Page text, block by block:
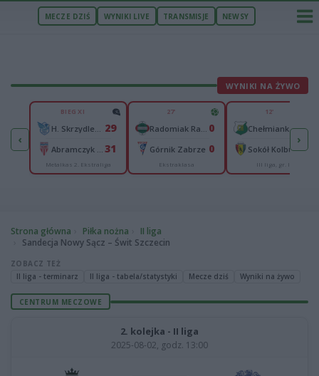
MECZE DZIŚ WYNIKI LIVE TRANSMISJE NEWSY
WYNIKI NA ŻYWO
‹
2
5
BIEG XI
29
31
Metalkas 2. Ekstraliga
27'
0
Górnik Zabrze 0
Ekstraklasa
12'
Chełmianka Chełm 0
Sokół Kolbuszowa Dolna 0
III liga, gr. IV
›
Strona główna Piłka nożna
II liga
Sandecja Nowy Sącz – Świt Szczecin
ZOBACZ TEŻ
II liga - terminarz
II liga - tabela/statystyki Mecze dziś Wyniki na żywo
CENTRUM MECZOWE
2. kolejka - II liga
2025-08-02, godz. 13:00